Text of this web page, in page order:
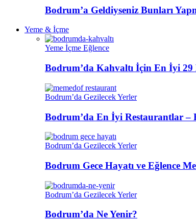
Bodrum’a Geldiyseniz Bunları
Yeme & İçme
Yeme İçme Eğlence
Bodrum’da Kahvaltı İçin En İyi 29
Bodrum’da Gezilecek Yerler
Bodrum’da En İyi Restaurantlar –
Bodrum’da Gezilecek Yerler
Bodrum Gece Hayatı ve Eğlence
Bodrum’da Gezilecek Yerler
Bodrum’da Ne Yenir?